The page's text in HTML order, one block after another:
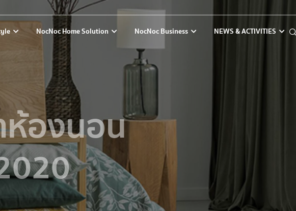
NocNoc Home Solution NocNoc Business NEWS & ACTIVITIES
ห้องนอน